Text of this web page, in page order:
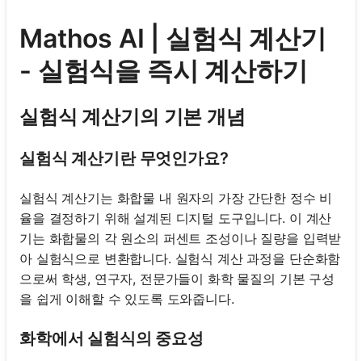
Mathos AI | 실험식 계산기
- 실험식을 즉시 계산하기
실험식 계산기의 기본 개념
실험식 계산기란 무엇인가요?
실험식 계산기는 화합물 내 원자의 가장 간단한 정수 비
율을 결정하기 위해 설계된 디지털 도구입니다. 이 계산
기는 화합물의 각 원소의 퍼센트 조성이나 질량을 입력받
아 실험식으로 변환합니다. 실험식 계산 과정을 단순화함
으로써 학생, 연구자, 전문가들이 화학 물질의 기본 구성
을 쉽게 이해할 수 있도록 도와줍니다.
화학에서 실험식의 중요성